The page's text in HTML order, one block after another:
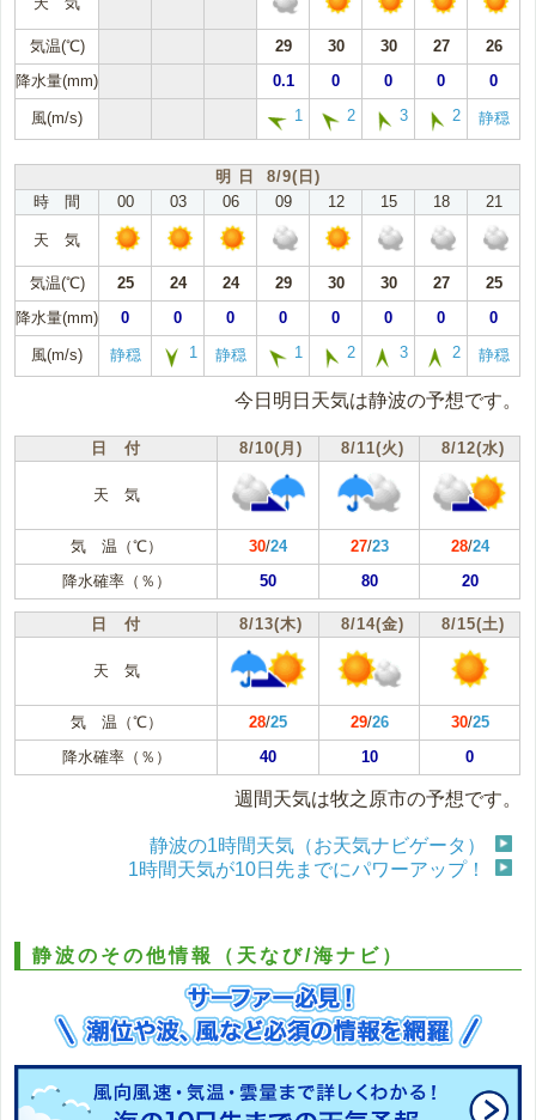
気温(℃) 29 30 30 27
26
降水量(mm)
0.1 0 0 0 0
風(m/s) 1 2 3 2 静穏
明 日 8/9(日)
時 間
00 03 06 09 12 15 18 21
天 気
気温(℃) 25 24 24 29 30 30 27
25
降水量(mm)
0 0 0 0 0 0 0 0
風(m/s) 静穏 1 静穏 1 2 3 2 静穏
今日明日天気は静波の予想です。
日 付 8/10(月) 8/11(火) 8/12(水)
天 気
気 温（℃） 30/24 27/23 28/24
降水確率（％）
50 80 20
日 付 8/13(木) 8/14(金) 8/15(土)
天 気
気 温（℃） 28/25 29/26 30/25
降水確率（％）
40 10 0
週間天気は牧之原市の予想です。
静波の1時間天気（お天気ナビゲータ）
1時間天気が10日先までにパワーアップ！
静波のその他情報（天なび/海ナビ）